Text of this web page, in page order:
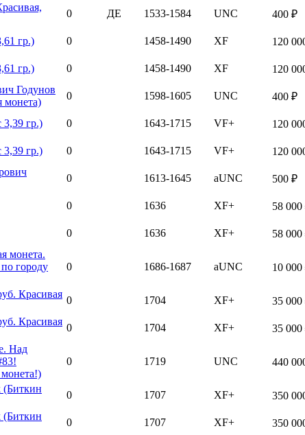
0 ДЕ 1533-1584 UNC 400 ₽
гр.) 0 1458-1490 XF 120
гр.) 0 1458-1490 XF 120
Годунов
монета)
0 1598-1605 UNC 400 ₽
гр.) 0 1643-1715 VF+ 120
гр.) 0 1643-1715 VF+ 120
0 1613-1645 aUNC 500 ₽
0 1636 XF+ 58 000
0 1636 XF+ 58 000
монета.
городу
0 1686-1687 aUNC 10 000
Красивая
0 1704 XF+ 35 000
Красивая
0 1704 XF+ 35 000
Над
0 1719 UNC 440
(Биткин
0 1707 XF+ 350
(Биткин
0 1707 XF+ 350